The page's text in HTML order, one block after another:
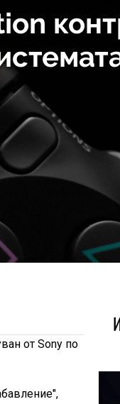
от Sony по